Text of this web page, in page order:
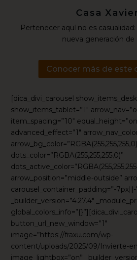
Casa
Pertenecer aquí no es
nueva generación de
Conocer más de este
[dica_divi_carousel
show_items_tablet=”1″
item_spacing=”10″
advanced_effect=”1″
dots_color=”RGBA(255,255,255,0)”
arrow_position=”middle-outside”
carousel_container_padding=”-
_builder_version=”4.27.4″
button_url_new_window=”1″
image=”https://fraxu.com/wp-
content/uploads/2025/09/Invierte-
image_lightbox=”on”